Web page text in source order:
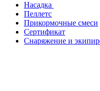
Насадка
Пеллетс
Прикормочные смеси
Сертификат
Снаряжение и